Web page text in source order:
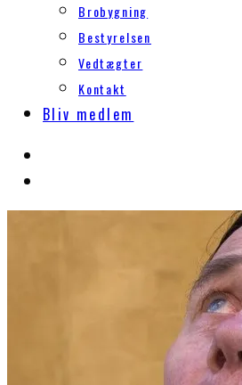
Brobygning
Bestyrelsen
Vedtægter
Kontakt
Bliv medlem